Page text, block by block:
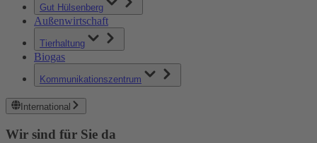
Gut Hülsenberg
Außenwirtschaft
Tierhaltung
Biogas
Kommunikationszentrum
International
Wir sind für Sie da